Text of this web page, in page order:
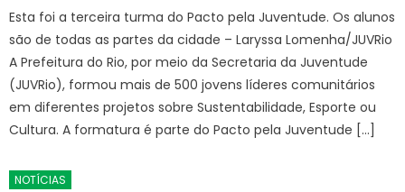
Esta foi a terceira turma do Pacto pela Juventude. Os alunos
são de todas as partes da cidade – Laryssa Lomenha/JUVRio
A Prefeitura do Rio, por meio da Secretaria da Juventude
(JUVRio), formou mais de 500 jovens líderes comunitários
em diferentes projetos sobre Sustentabilidade, Esporte ou
Cultura. A formatura é parte do Pacto pela Juventude […]
NOTÍCIAS